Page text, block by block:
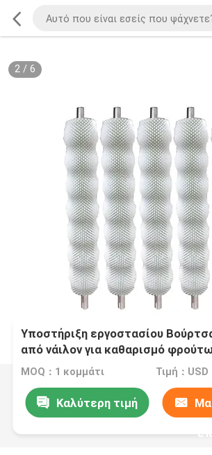
2/ 6
Υποστήριξη εργοστασίου
από νάιλον για καθαρισμό
λαχανικών Βούρτσα κυλίνδρων
MOQ：1 κομμάτι
Καλύτερη τιμή